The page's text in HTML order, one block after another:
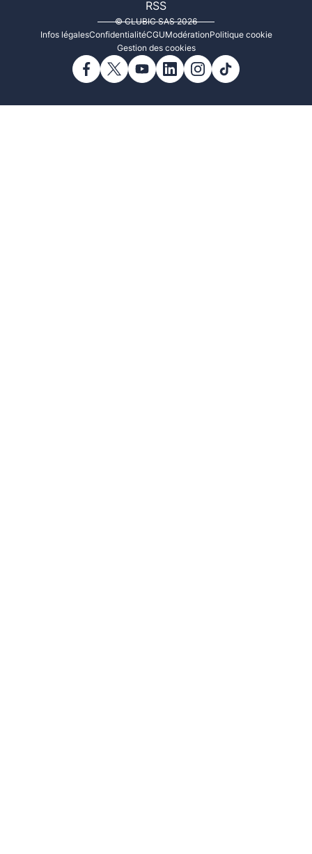
RSS
© CLUBIC SAS 2026
Infos légalesConfidentialitéCGUModérationPolitique cookie
Gestion des cookies